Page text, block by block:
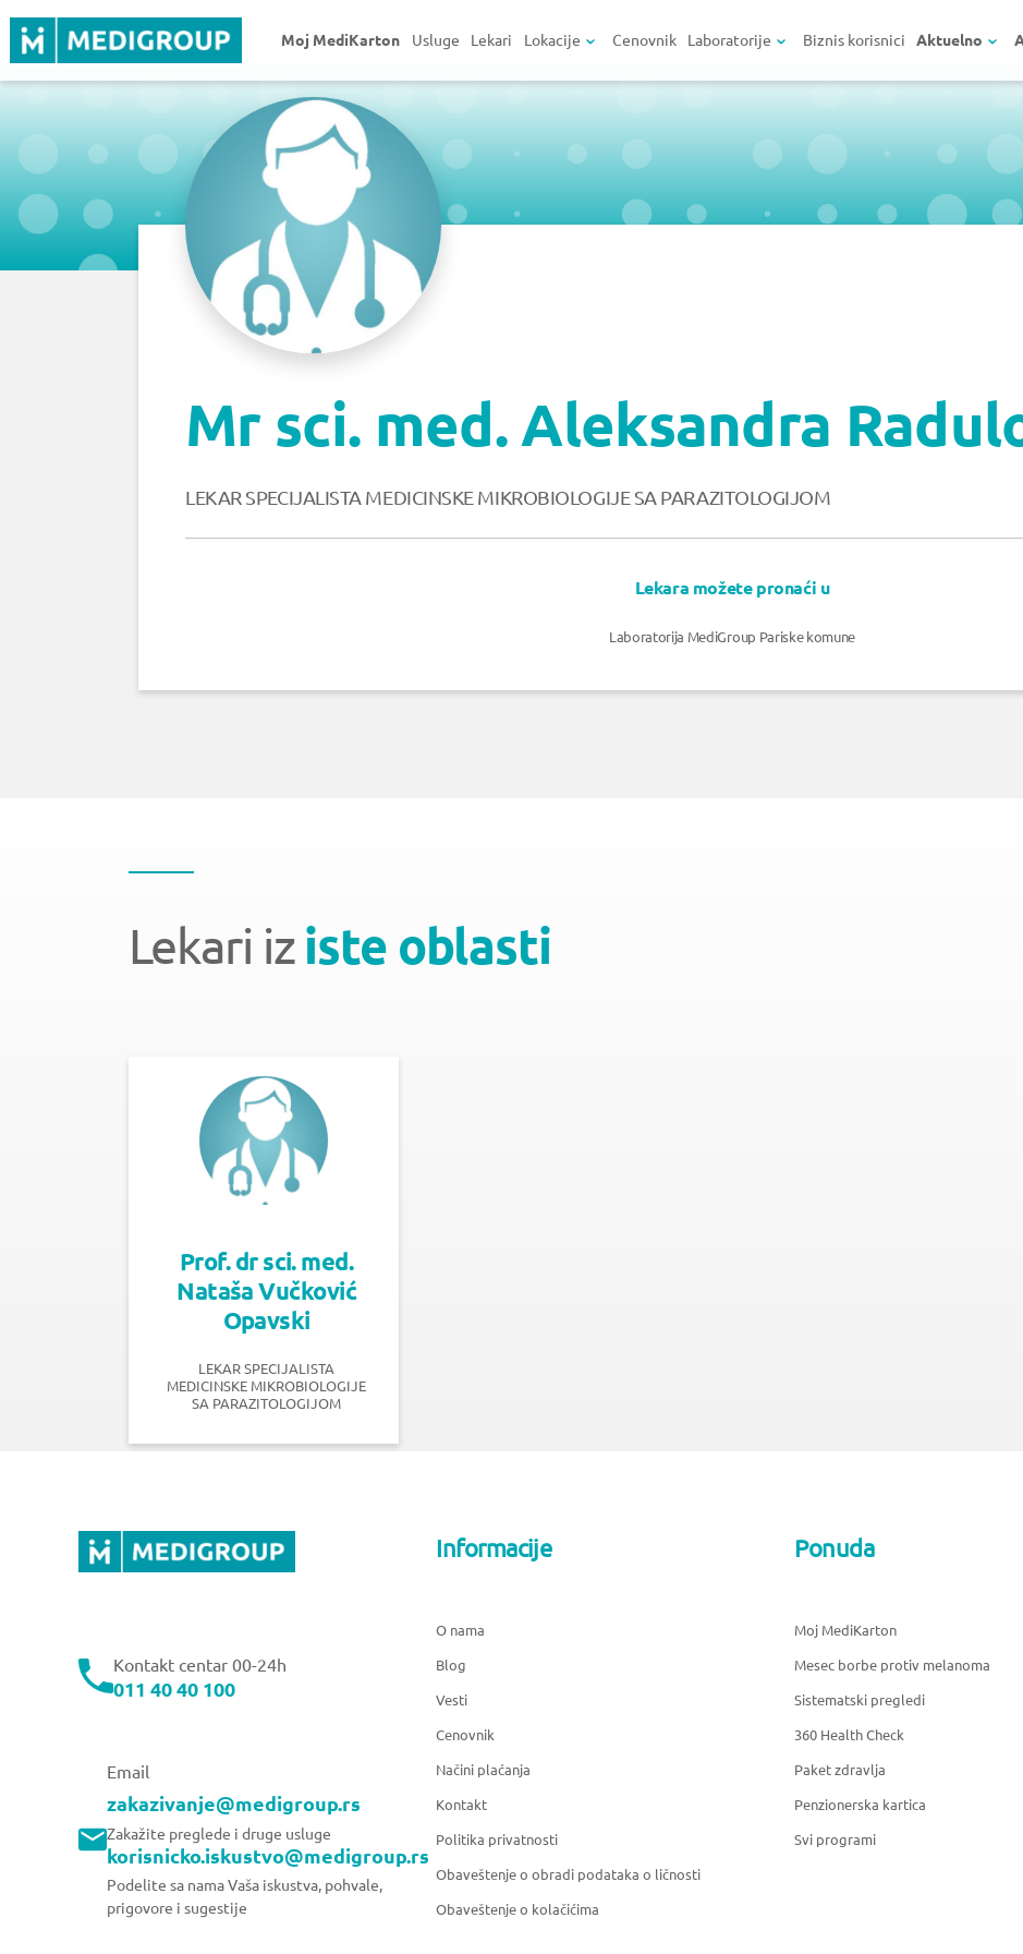
Moj MediKarton Usluge Lekari Lokacije Cenovnik Laboratorije Biznis korisnici Aktuelno
Mr sci. med. Aleksandra
LEKAR SPECIJALISTA MEDICINSKE MIKROBIOLOGIJE SA PARAZITOLOGIJOM
Lekara možete pronaći u
Laboratorija MediGroup Pariske komune
Lekari iziste oblasti
Prof. dr sci. med.
Nataša Vučković
Opavski
LEKAR SPECIJALISTA
MEDICINSKE MIKROBIOLOGIJE
SA PARAZITOLOGIJOM
Kontakt centar 00-24h
011 40 40 100
Email
zakazivanje@medigroup.rs
Zakažite preglede i druge usluge
korisnicko.iskustvo@medigroup.rs
Podelite sa nama Vaša iskustva, pohvale,
prigovore i sugestije
Informacije
O nama
Blog
Vesti
Cenovnik
Načini plaćanja
Kontakt
Politika privatnosti
Obaveštenje o obradi podataka o ličnosti
Obaveštenje o kolačićima
Ponuda
Moj MediKarton
Mesec borbe protiv melanoma
Sistematski pregledi
360 Health Check
Paket zdravlja
Penzionerska kartica
Svi programi